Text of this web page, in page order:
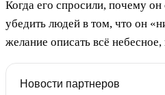
Когда его спросили, почему
убедить людей в том, что он
желание описать всё
Новости партнеров